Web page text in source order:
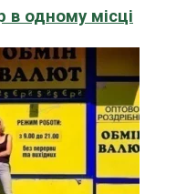
в одному місці